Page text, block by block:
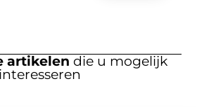
artikelen die u mogelijk
interesseren